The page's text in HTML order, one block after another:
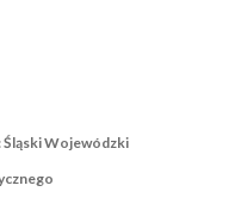
Śląski Wojewódzki